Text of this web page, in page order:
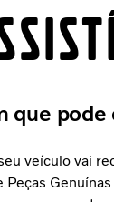
que
veículo vai